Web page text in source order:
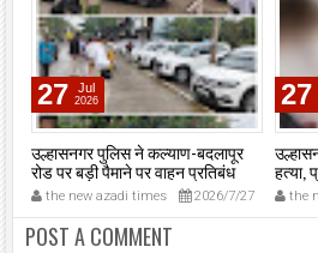
27 Jul
2026
उल्हासनगर पुलिस ने कल्याण-बदलापूर
रोड पर बड़ी पैमाने पर वाहन प्रतिबंध
अभियान चलाया।
the new azadi times 2026/7/27
27
हत्या,
विवाद।
the
POST A COMMENT